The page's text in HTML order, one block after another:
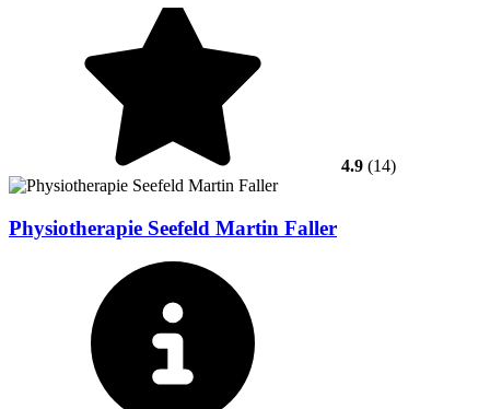
4.9 (14)
Physiotherapie Seefeld Martin Faller